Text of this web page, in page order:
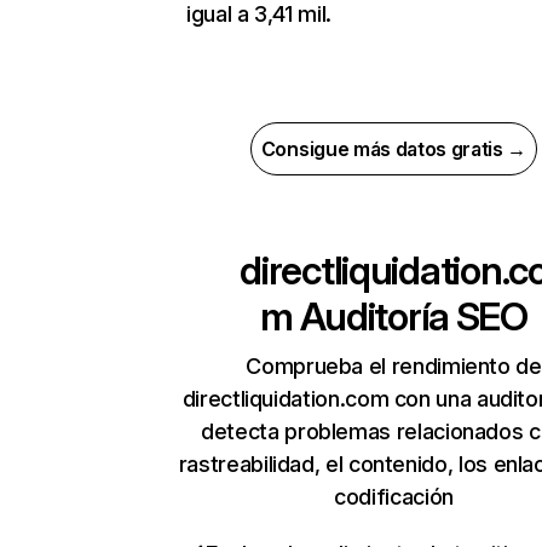
igual a 3,41 mil.
Consigue más datos gratis →
mAuditoría SEO
Comprueba el rendimiento de
directliquidation.com con una
detecta problemas relacionados
rastreabilidad, el contenido, los
codificación